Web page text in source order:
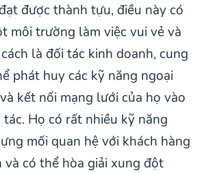
được thành tựu, điều này có
môi trường làm việc vui vẻ và
là đối tác kinh doanh, cung
phát huy các kỹ năng ngoại
kết nối mạng lưới của họ vào
Họ có rất nhiều kỹ năng
mối quan hệ với khách hàng
và có thể hòa giải xung đột